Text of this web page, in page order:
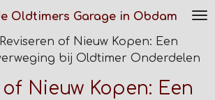
Oldtimers Garage in Obdam
Reviseren of Nieuw Kopen: Een
bij Oldtimer Onderdelen
of Nieuw Kopen: Een